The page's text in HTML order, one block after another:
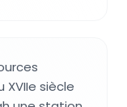
siècle